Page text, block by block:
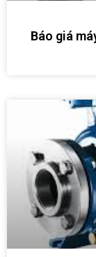
Báo giá